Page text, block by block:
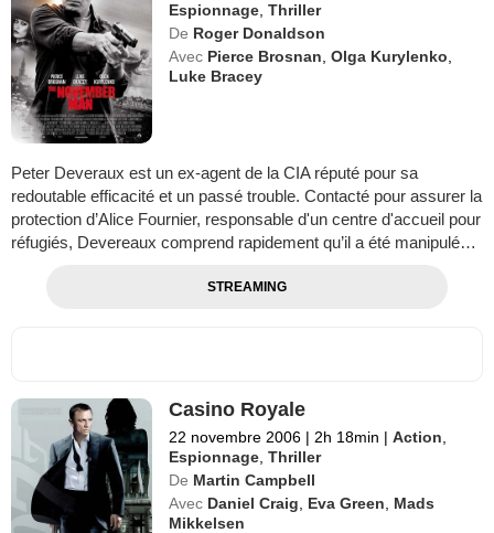
Espionnage ,Thriller
De Roger Donaldson
Avec Pierce Brosnan ,Olga Kurylenko
Luke Bracey
Peter Deveraux est un ex-agent de la CIA réputé pour sa
redoutable efficacité et un passé trouble. Contacté pour assurer la
protection d’Alice Fournier, responsable d'un centre d'accueil pour
réfugiés, Devereaux comprend rapidement qu’il a été manipulé…
STREAMING
Casino Royale
22 novembre 2006 | 2h 18min | Action
Espionnage ,Thriller
De Martin Campbell
Avec Daniel Craig Eva Green
Mads
Mikkelsen